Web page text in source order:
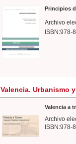
Principios
Archivo
ISBN:978-
Valencia. Urbanismo
Valencia a
Archivo
ISBN:978-